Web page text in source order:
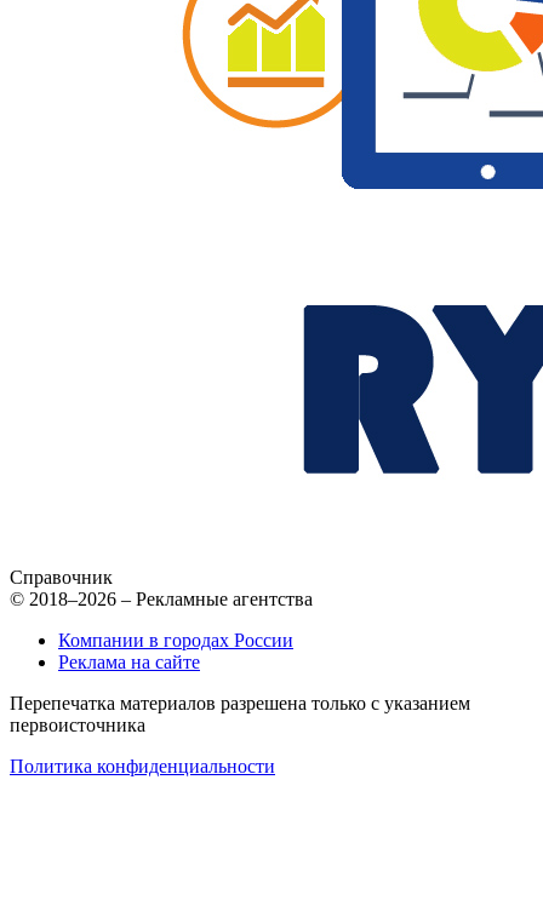
Справочник
© 2018–2026 – Рекламные агентства
Компании в городах России
Реклама на сайте
Перепечатка материалов разрешена только с указанием
первоисточника
Политика конфиденциальности